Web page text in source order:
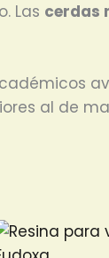
Las cerdas
al de